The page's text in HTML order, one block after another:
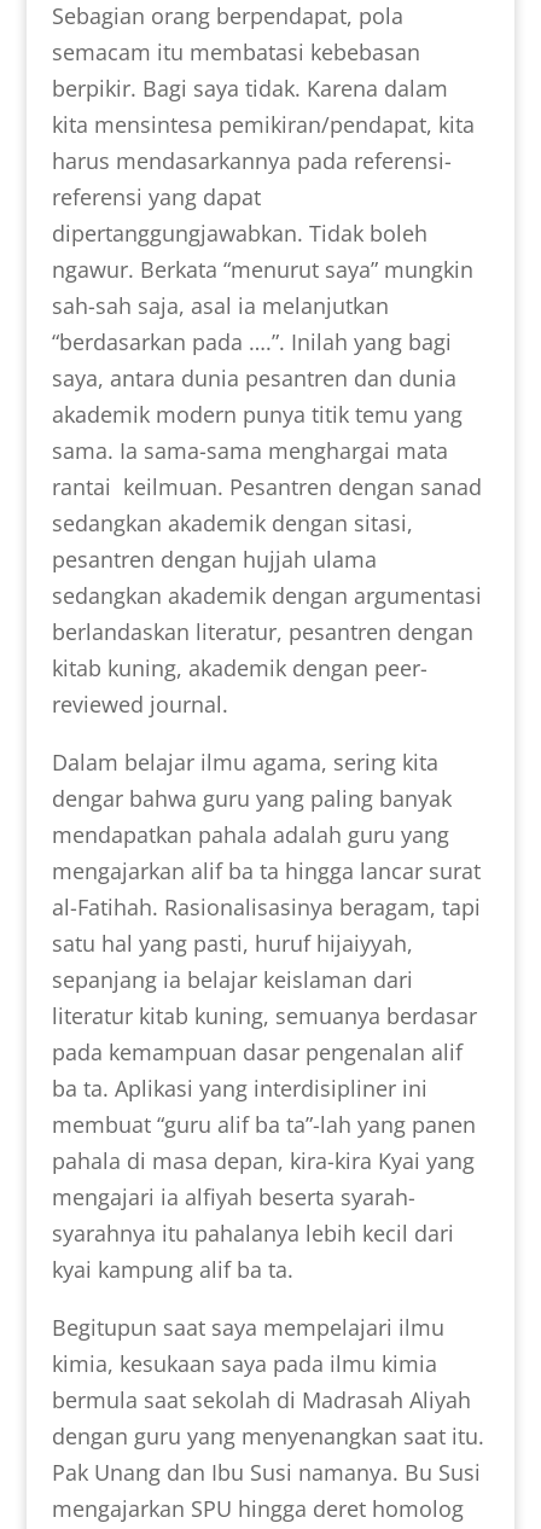
Sebagian orang berpendapat, pola
semacam itu membatasi kebebasan
berpikir. Bagi saya tidak. Karena dalam
kita mensintesa pemikiran/pendapat, kita
harus mendasarkannya pada referensi-
referensi yang dapat
dipertanggungjawabkan. Tidak boleh
ngawur. Berkata “menurut saya” mungkin
sah-sah saja, asal ia melanjutkan
“berdasarkan pada ….”. Inilah yang bagi
saya, antara dunia pesantren dan dunia
akademik modern punya titik temu yang
sama. Ia sama-sama menghargai mata
rantai keilmuan. Pesantren dengan sanad
sedangkan akademik dengan sitasi,
pesantren dengan hujjah ulama
sedangkan akademik dengan argumentasi
berlandaskan literatur, pesantren dengan
kitab kuning, akademik dengan peer-
reviewed journal.
Dalam belajar ilmu agama, sering kita
dengar bahwa guru yang paling banyak
mendapatkan pahala adalah guru yang
mengajarkan alif ba ta hingga lancar surat
al-Fatihah. Rasionalisasinya beragam, tapi
satu hal yang pasti, huruf hijaiyyah,
sepanjang ia belajar keislaman dari
literatur kitab kuning, semuanya berdasar
pada kemampuan dasar pengenalan alif
ba ta. Aplikasi yang interdisipliner ini
membuat “guru alif ba ta”-lah yang panen
pahala di masa depan, kira-kira Kyai yang
mengajari ia alfiyah beserta syarah-
syarahnya itu pahalanya lebih kecil dari
kyai kampung alif ba ta.
Begitupun saat saya mempelajari ilmu
kimia, kesukaan saya pada ilmu kimia
bermula saat sekolah di Madrasah Aliyah
dengan guru yang menyenangkan saat itu.
Pak Unang dan Ibu Susi namanya. Bu Susi
mengajarkan SPU hingga deret homolog